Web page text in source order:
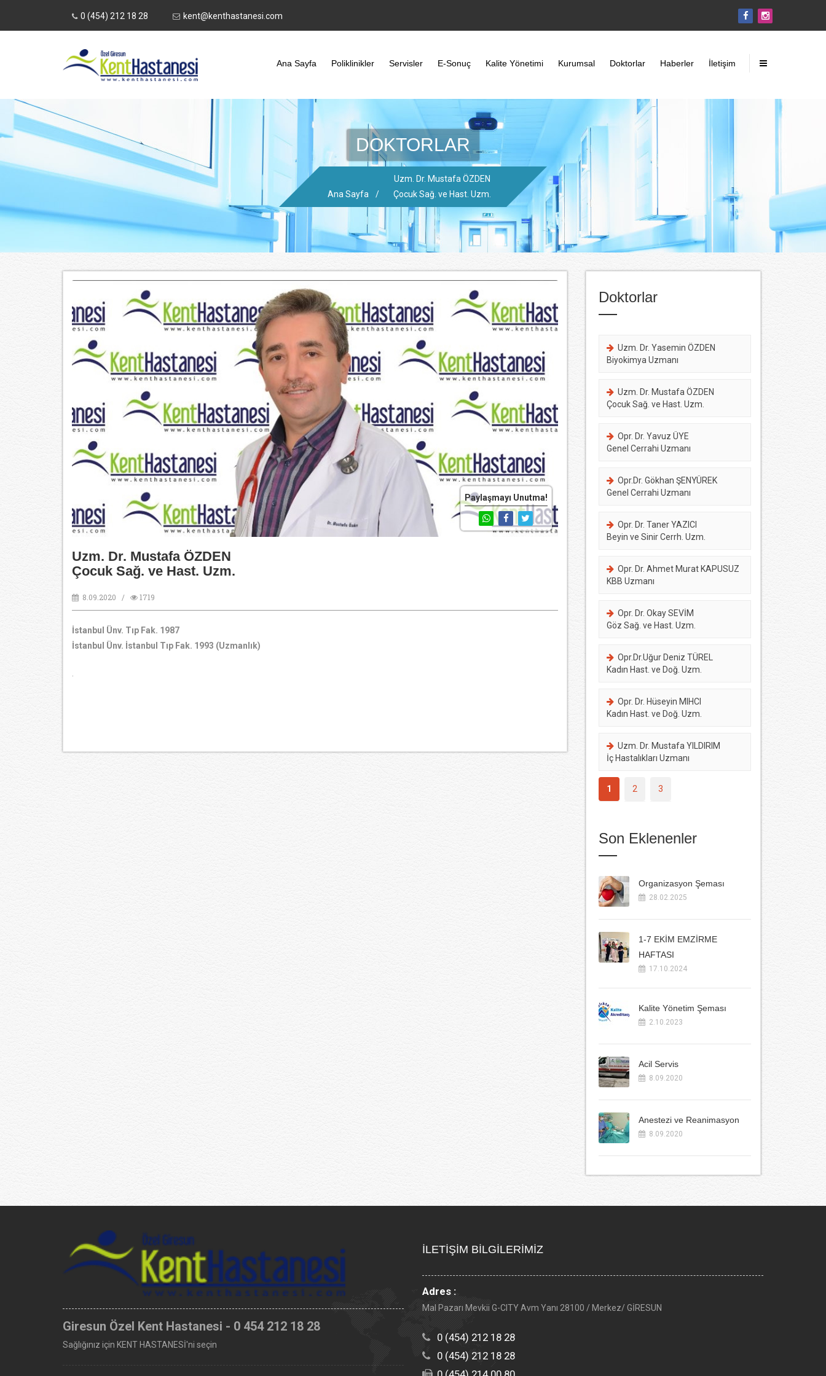
0 (454) 212 18 28 kent@kenthastanesi.com
Ana Sayfa Poliklinikler Servisler E-Sonuç Kalite Yönetimi Kurumsal Doktorlar Haberler İletişim
DOKTORLAR
Ana Sayfa /
Uzm. Dr. Mustafa ÖZDEN
Çocuk Sağ. ve Hast. Uzm.
Paylaşmayı Unutma!
Uzm. Dr. Mustafa ÖZDEN
Çocuk Sağ. ve Hast. Uzm.
8.09.2020 / 1719
İstanbul Ünv. Tıp Fak. 1987
İstanbul Ünv. İstanbul Tıp Fak. 1993 (Uzmanlık)
.
Doktorlar
Uzm. Dr. Yasemin ÖZDEN
Biyokimya Uzmanı
Uzm. Dr. Mustafa ÖZDEN
Çocuk Sağ. ve Hast. Uzm.
Opr. Dr. Yavuz ÜYE
Genel Cerrahi Uzmanı
Opr.Dr. Gökhan ŞENYÜREK
Genel Cerrahi Uzmanı
Opr. Dr. Taner YAZICI
Beyin ve Sinir Cerrh. Uzm.
Opr. Dr. Ahmet Murat KAPUSUZ
KBB Uzmanı
Opr. Dr. Okay SEVİM
Göz Sağ. ve Hast. Uzm.
Opr.Dr.Uğur Deniz TÜREL
Kadın Hast. ve Doğ. Uzm.
Opr. Dr. Hüseyin MIHCI
Kadın Hast. ve Doğ. Uzm.
Uzm. Dr. Mustafa YILDIRIM
İç Hastalıkları Uzmanı
1 2 3
Son Eklenenler
Organizasyon Şeması
28.02.2025
1-7 EKİM EMZİRME
HAFTASI
17.10.2024
Kalite Yönetim Şeması
2.10.2023
Acil Servis
8.09.2020
Anestezi ve Reanimasyon
8.09.2020
Giresun Özel Kent Hastanesi - 0 454 212 18 28
Sağlığınız için KENT HASTANESİ'ni seçin
İLETİŞİM BİLGİLERİMİZ
Adres :
Mal Pazarı Mevkii G-CITY Avm Yanı 28100 / Merkez/ GİRESUN
0 (454) 212 18 28
0 (454) 212 18 28